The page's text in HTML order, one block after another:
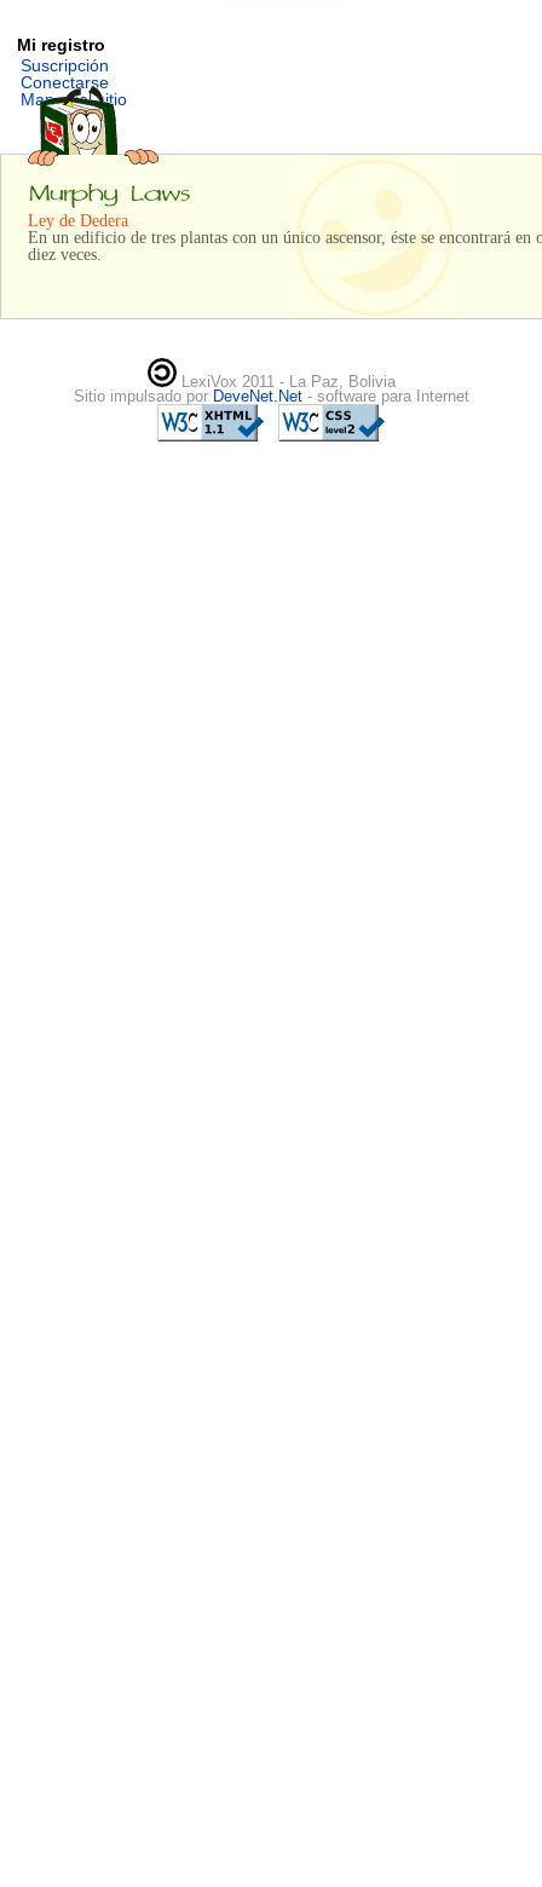
Mi registro
Suscripción
Conectarse
Mapa del sitio
Ley de Dedera
En un edificio de tres plantas con un único ascensor, éste se encontrará en
diez veces.
LexiVox 2011 - La Paz, Bolivia
Sitio impulsado por DeveNet.Net - software para Internet